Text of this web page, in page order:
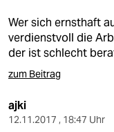
Wer sich ernsthaft
verdienstvoll die
der ist schlecht
zum Beitrag
ajki
12.11.2017 , 18:47 Uhr